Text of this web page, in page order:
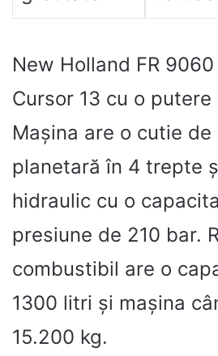
New Holland FR
Cursor 13 cu o putere
Mașina are o cutie de
planetară în 4 trepte
hidraulic cu o
presiune de 210 bar.
combustibil are o
1300 litri și mașina
15.200 kg.